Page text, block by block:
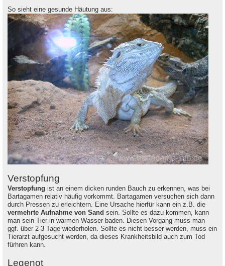
So sieht eine gesunde Häutung aus:
Verstopfung
Verstopfung ist an einem dicken runden Bauch zu erkennen, was bei
Bartagamen relativ häufig vorkommt. Bartagamen versuchen sich dann
durch Pressen zu erleichtern. Eine Ursache hierfür kann ein z.B. die
vermehrte Aufnahme von Sand sein. Sollte es dazu kommen, kann
man sein Tier in warmen Wasser baden. Diesen Vorgang muss man
ggf. über 2-3 Tage wiederholen. Sollte es nicht besser werden, muss ein
Tierarzt aufgesucht werden, da dieses Krankheitsbild auch zum Tod
fürhren kann.
Legenot